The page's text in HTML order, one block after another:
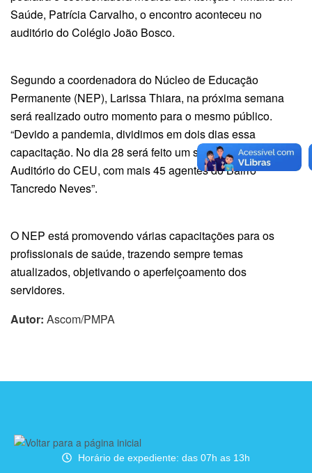
Saúde, Patrícia Carvalho, o encontro aconteceu no
auditório do Colégio João Bosco.
Segundo a coordenadora do Núcleo de Educação
Permanente (NEP), Larissa Thiara, na próxima semana
será realizado outro momento para o mesmo público.
“Devido a pandemia, dividimos em dois dias essa
capacitação. No dia 28 será feito um segundo momento no
Auditório do CEU, com mais 45 agentes do Bairro
Tancredo Neves”.
O NEP está promovendo várias capacitações para os
profissionais de saúde, trazendo sempre temas
atualizados, objetivando o aperfeiçoamento dos
servidores.
Autor: Ascom/PMPA
Horário de expediente: das 07h as 13h